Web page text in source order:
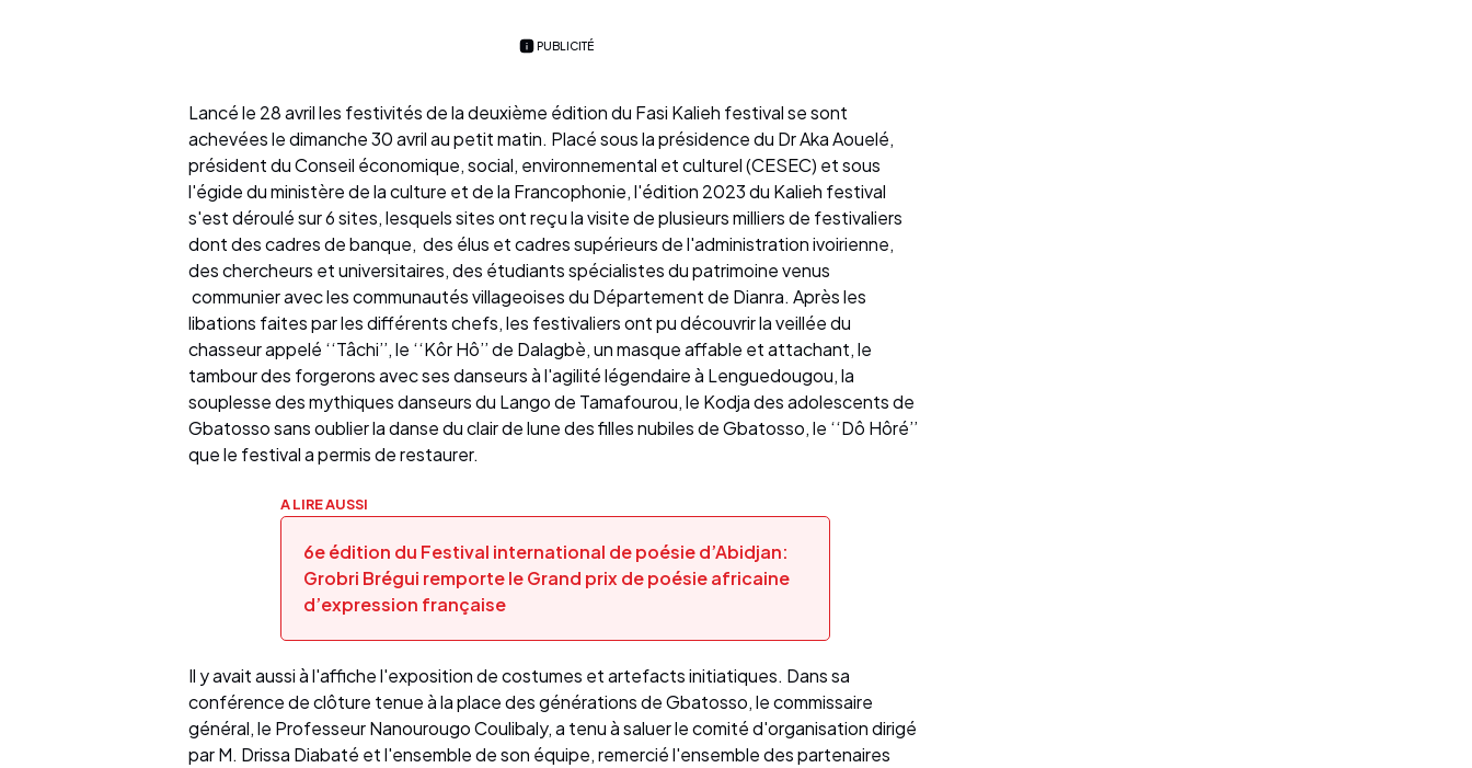
PUBLICITÉ
Lancé le 28 avril les festivités de la deuxième édition du Fasi Kalieh festival se sont
achevées le dimanche 30 avril au petit matin. Placé sous la présidence du Dr Aka Aouelé,
président du Conseil économique, social, environnemental et culturel (CESEC) et sous
l'égide du ministère de la culture et de la Francophonie, l'édition 2023 du Kalieh festival
s'est déroulé sur 6 sites, lesquels sites ont reçu la visite de plusieurs milliers de festivaliers
dont des cadres de banque, des élus et cadres supérieurs de l'administration ivoirienne,
des chercheurs et universitaires, des étudiants spécialistes du patrimoine venus
communier avec les communautés villageoises du Département de Dianra. Après les
libations faites par les différents chefs, les festivaliers ont pu découvrir la veillée du
chasseur appelé ‘‘Tâchi’’, le ‘‘Kôr Hô’’ de Dalagbè, un masque affable et attachant, le
tambour des forgerons avec ses danseurs à l'agilité légendaire à Lenguedougou, la
souplesse des mythiques danseurs du Lango de Tamafourou, le Kodja des adolescents de
Gbatosso sans oublier la danse du clair de lune des filles nubiles de Gbatosso, le ‘‘Dô Hôré’’
que le festival a permis de restaurer.
A LIRE AUSSI
6e édition du Festival international de poésie d’Abidjan:
Grobri Brégui remporte le Grand prix de poésie africaine
d’expression française
Il y avait aussi à l'affiche l'exposition de costumes et artefacts initiatiques. Dans sa
conférence de clôture tenue à la place des générations de Gbatosso, le commissaire
général, le Professeur Nanourougo Coulibaly, a tenu à saluer le comité d'organisation dirigé
par M. Drissa Diabaté et l'ensemble de son équipe, remercié l'ensemble des partenaires